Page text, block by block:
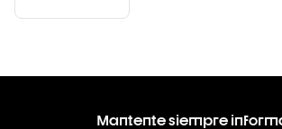
Mantente siempre